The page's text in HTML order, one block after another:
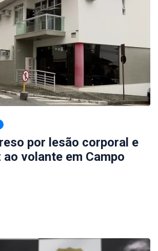
por lesão corporal e
volante em Campo